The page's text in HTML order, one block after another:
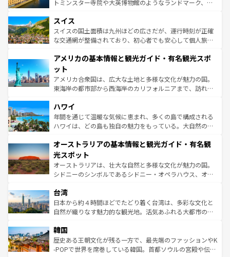
を参照してほしい。
してライン川沿いのワイン畑といった風景は必見。ビール
は、お酒好きな人にはぜひ体験してほしい。 なお、新着の
ドイツ情報はコンテンツ一覧を参照してほしい。
トミンスター寺院や大英博物館のようなランドマーク、歴
リアごとに異なる魅力がある。また、優雅なアフタヌーン
ティー、ビール好きにはたまらない英国パブ、サッカー観
戦など、本場だからこそできる体験も豊富。イギリスを旅
ンツ一覧を参照してほしい。
スイス
スイスの国土面積は九州ほどの広さだが、運行時刻が正確
な交通網が整備されており、初心者でも安心して個人旅行
の建物がそのまま残る町や、スイスならではのユニークな
博物館もあり、アルプス観光だけでなく町歩きも満喫する
ことができる。国民の所得が高いため物価も高いが、旅行
者向けの交通パス提供のサービスもあり、うまく活用すれ
着のスイス情報は
アメリカの基本情報と観光ガイド・有名観光スポ
ット
アメリカ合衆国は、広大な土地と多様な文化が魅力の国。
東海岸の都市部から西海岸のカリフォルニアまで、訪れる
のような巨大都市は、観光、ショッピング、エンターテイ
ンメントが詰まった刺激的なスポットだ。一方、アメリカ
西部には大自然が広がり、グランドキャニオンやイエロー
部のニューオーリンズでは、音楽と美食が融合した独特の
文化が魅力。旅行者はアメリカの各地域で異なる魅力を楽
しみながら、その多様性と豊かな歴史を感じることができ
るだろう。車でのロードトリップや列車の旅も、アメリカ
情報は
ハワイ
年間を通じて温暖な気候に恵まれ、多くの島で構成される
ハワイは、どの島も独自の魅力をもっている。大自然の神
ワイ島は見逃せない。また、定番の観光地といえばオアフ
島だが、静かな自然を求めるならマウイ島やカウアイ島が
おすすめ。エメラルドグリーンに輝く海をはじめ、豊かな
文化や歴史が息づいている。「アロハスピリット」と呼ば
人々、おいしいローカルフードやハワイアンミュージッ
ク、伝統的なフラダンスなど、すべてがハワイの魅力を彩
っている。訪れるたびに新しい発見と感動が待っているハ
はコンテンツ一覧
オーストラリアの基本情報と観光ガイド・有名観
光スポット
オーストラリアは、壮大な自然と多様な文化が魅力の国。
シドニーのシンボルであるシドニー・オペラハウス、オー
リアリーフや大陸中央部にそびえるウルル（エアーズロッ
ク）、タスマニアの美しい原生林やケアンズの熱帯雨林な
ど、見どころがたくさん。また、カフェやワイン、オージ
いる。アクティビティも充実しており、サーフィンやダイ
ビング、ハイキングなど、アウトドア好きにはたまらな
い。オーストラリアの多彩な魅力を存分に味わいつくそ
台湾
日本から約４時間ほどでたどり着く台湾は、多彩な文化と
自然が織りなす魅力的な観光地。活気あふれる大都市の台
ン）、静ひつな山岳地帯である台湾東部など、都市の喧騒
と山間の静けさが共存しており、訪れる人に新しい発見と
驚きをもたらしてくれる。また、奥深い台湾の食文化も魅
韓国
歴史ある王朝文化が残る一方で、最先端のファッションやK
-POPで世界を席巻している韓国。首都ソウルの宮殿や伝統